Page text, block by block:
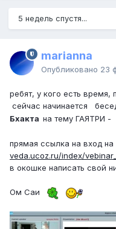
5 недель спустя...
marianna
Опубликовано 23
ребят, у кого есть время,
сейчас начинается
Бхакта на тему ГАЯТРИ -
прямая ссылка на вход
veda.ucoz.ru/index/
в окошке написать свой
Ом Саи